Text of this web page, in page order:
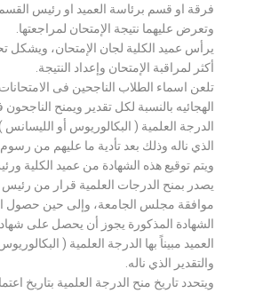
فرقة او قسم برئاسة العميد او رئيس
وتعرض عليهما نتيجة الإمتحان لمراجعتها.
يرأس عميد الكلية لجان الإمتحان، ويشكل
أكثر لمراقبة الإمتحان وإعداد النتيجة.
تلعن اسماء الطلاب الناجحين فى
الهجائيه بالنسبة لكل تقدير ويمنح
الدرجة العلمية ( البكالوريوس أو الليسانس )
الذي ناله وذلك بعد تأدية ما عليهم من
ويتم توقيع هذه الشهادة من عميد الكلية
يصدر بمنح الدرجات العلمية قرار من رئيس
موافقة مجلس الجامعة، وإلى حين حصول
الشهادة المذكورة يجوز أن يحصل على
العميد مبيناً بها الدرجة العلمية (
والتقدير الذي ناله.
ويتحدد تاريخ منح الدرجة العلمية بتاريخ